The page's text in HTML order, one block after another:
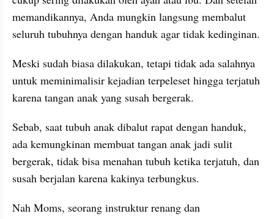
memandikannya, Anda mungkin langsung membalut
seluruh tubuhnya dengan handuk agar tidak kedinginan.
Meski sudah biasa dilakukan, tetapi tidak ada salahnya
untuk meminimalisir kejadian terpeleset hingga terjatuh
karena tangan anak yang susah bergerak.
Sebab, saat tubuh anak dibalut rapat dengan handuk,
ada kemungkinan membuat tangan anak jadi sulit
bergerak, tidak bisa menahan tubuh ketika terjatuh, dan
susah berjalan karena kakinya terbungkus.
Nah Moms, seorang instruktur renang dan